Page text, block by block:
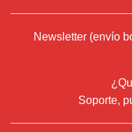
Newsletter (envío
Soporte,